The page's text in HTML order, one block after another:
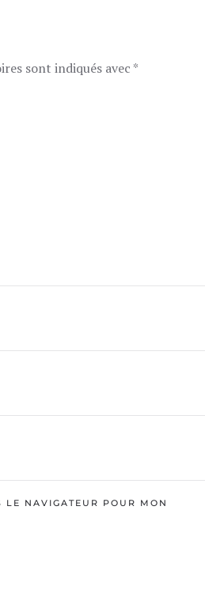
sont indiqués avec *
NAVIGATEUR POUR MON